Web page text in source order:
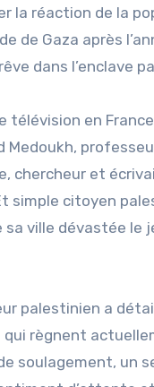
de Gaza après
dans l’enclave
télévision en France
Medoukh,
chercheur et
simple citoyen
sa ville dévastée le
palestinien a
règnent
soulagement, un